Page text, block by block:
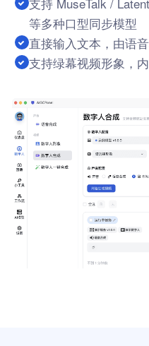
等多种口型同步模型
直接输入文本，由语
支持绿幕视频形象，